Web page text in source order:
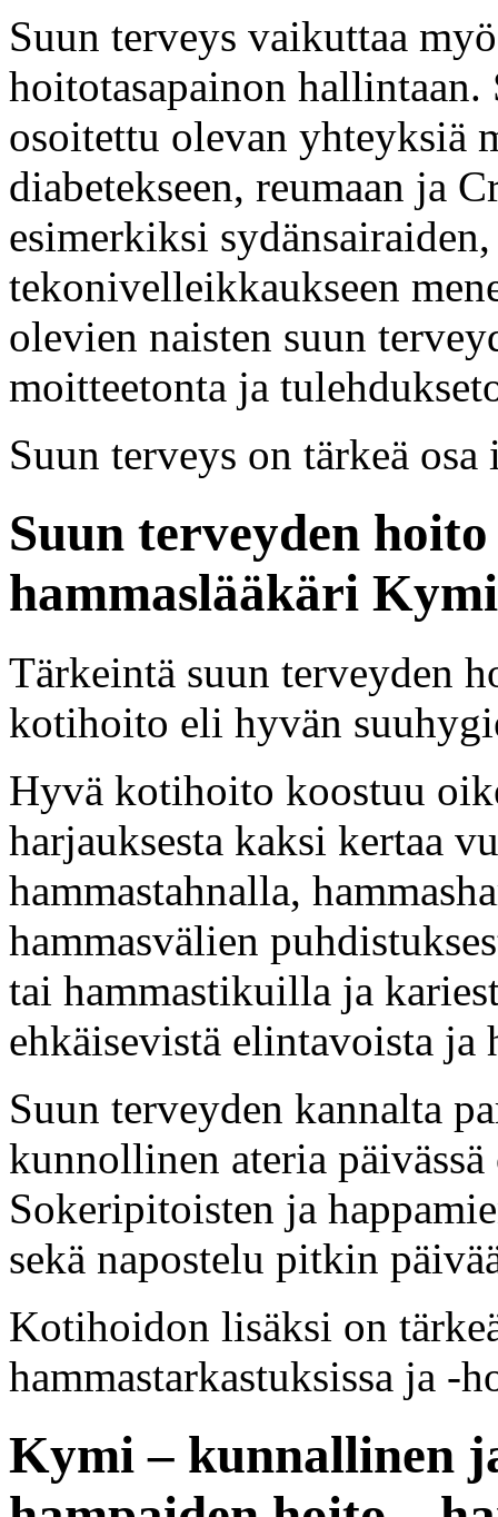
Suun terveys vaikuttaa
hoitotasapainon
osoitettu olevan yhteyksiä
diabetekseen, reumaan ja
esimerkiksi
tekonivelleikkaukseen
olevien naisten suun
moitteetonta ja
Suun terveys on tärkeä
Suun terveyden
hammaslääkäri
Tärkeintä suun terveyden
kotihoito eli hyvän
Hyvä kotihoito koostuu
harjauksesta kaksi kertaa
hammastahnalla,
hammasvälien
tai hammastikuilla ja
ehkäisevistä elintavoista ja
Suun terveyden kannalta
kunnollinen ateria
Sokeripitoisten ja
sekä napostelu pitkin
Kotihoidon lisäksi on
hammastarkastuksissa ja -
Kymi – kunnallinen